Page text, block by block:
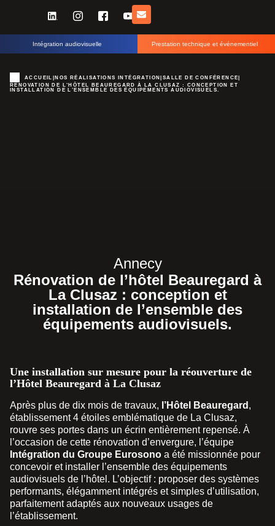
Intégration audiovisuelle Prestation technique et événementiel
ACCUEIL NOS RÉALISATIONS INTÉGRATION SALLE DE CONFÉRENCE
RÉNOVATION DE L’HÔTEL BEAUREGARD À LA CLUSAZ : CONCEPTION ET
INSTALLATION DE L’ENSEMBLE DES ÉQUIPEMENTS AUDIOVISUELS.
Annecy
Rénovation de l’hôtel Beauregard à
La Clusaz : conception et
installation de l’ensemble des
équipements audiovisuels.
Une installation sur mesure pour la réouverture de
l’Hôtel Beauregard à La Clusaz
Après plus de dix mois de travaux, l’Hôtel Beauregard ,
établissement 4 étoiles emblématique de La Clusaz,
rouvre ses portes dans un écrin entièrement repensé. À
l’occasion de cette rénovation d’envergure, l’équipe
Intégration du Groupe Eurosono a été missionnée pour
concevoir et installer l’ensemble des équipements
audiovisuels de l’hôtel. L’objectif : proposer des systèmes
performants, élégamment intégrés et simples d’utilisation,
parfaitement adaptés aux nouveaux usages de
l’établissement.